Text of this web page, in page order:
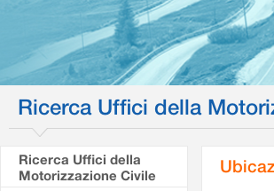
Ricerca Uffici della
Ricerca Uffici della
Motorizzazione Civile